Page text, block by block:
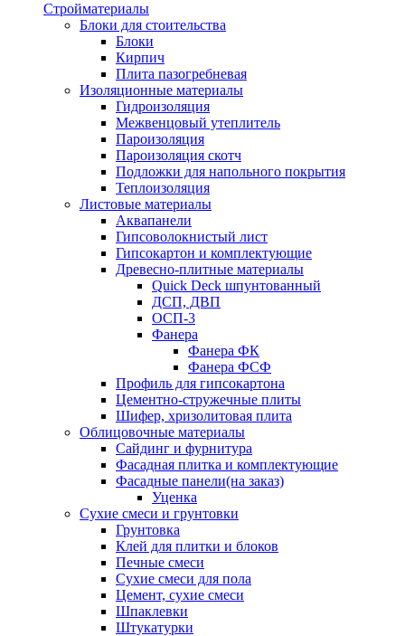
Стройматериалы
Блоки для стоительства
Блоки
Кирпич
Плита пазогребневая
Изоляционные материалы
Гидроизоляция
Межвенцовый утеплитель
Пароизоляция
Пароизоляция скотч
Подложки для напольного покрытия
Теплоизоляция
Листовые материалы
Аквапанели
Гипсоволокнистый лист
Гипсокартон и комплектующие
Древесно-плитные материалы
Quick Deck шпунтованный
ДСП, ДВП
ОСП-3
Фанера
Фанера ФК
Фанера ФСФ
Профиль для гипсокартона
Цементно-стружечные плиты
Шифер, хризолитовая плита
Облицовочные материалы
Сайдинг и фурнитура
Фасадная плитка и комплектующие
Фасадные панели(на заказ)
Уценка
Сухие смеси и грунтовки
Грунтовка
Клей для плитки и блоков
Печные смеси
Сухие смеси для пола
Цемент, сухие смеси
Шпаклевки
Штукатурки